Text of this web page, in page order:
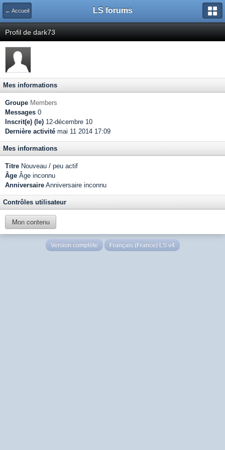
← Accueil LS forums
Profil de dark73
Mes informations
Groupe Members
Messages 0
Inscrit(e) (le) 12-décembre 10
Dernière activité mai 11 2014 17:09
Mes informations
Titre Nouveau / peu actif
Âge Âge inconnu
Anniversaire Anniversaire inconnu
Contrôles utilisateur
Mon contenu
Version complète Français (France) LS v4